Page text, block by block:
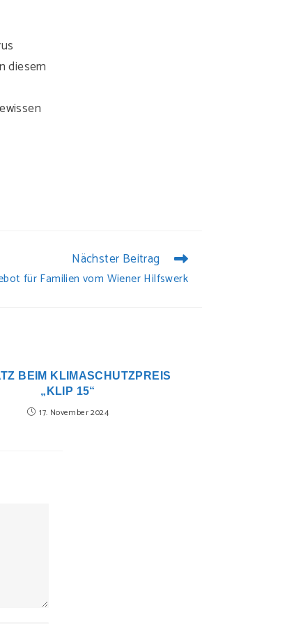
diesem
Nächster Beitrag
für Familien vom Wiener Hilfswerk
BEIM KLIMASCHUTZPREIS
„KLIP 15“
17. November 2024